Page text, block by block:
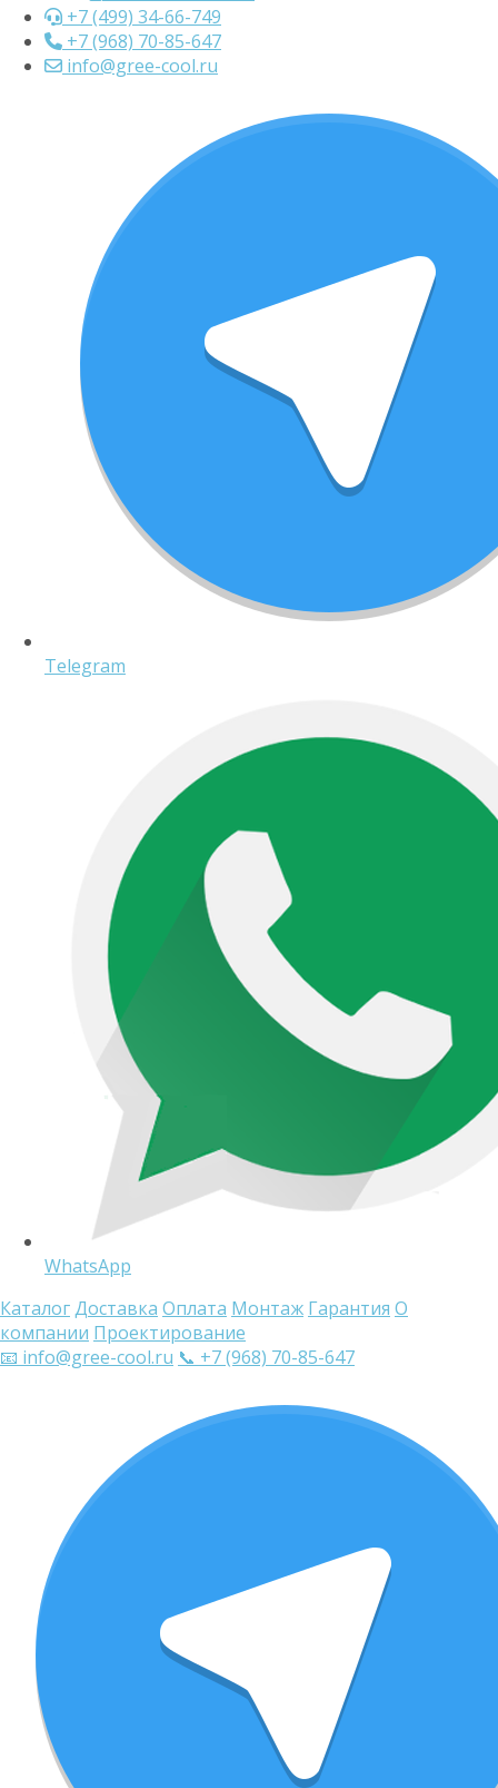
+7 (499) 34-66-749
+7 (968) 70-85-647
info@gree-cool.ru
Telegram
WhatsApp
КаталогДоставка Оплата Монтаж Гарантия О
компании Проектирование
📧 info@gree-cool.ru 📞 +7 (968) 70-85-647